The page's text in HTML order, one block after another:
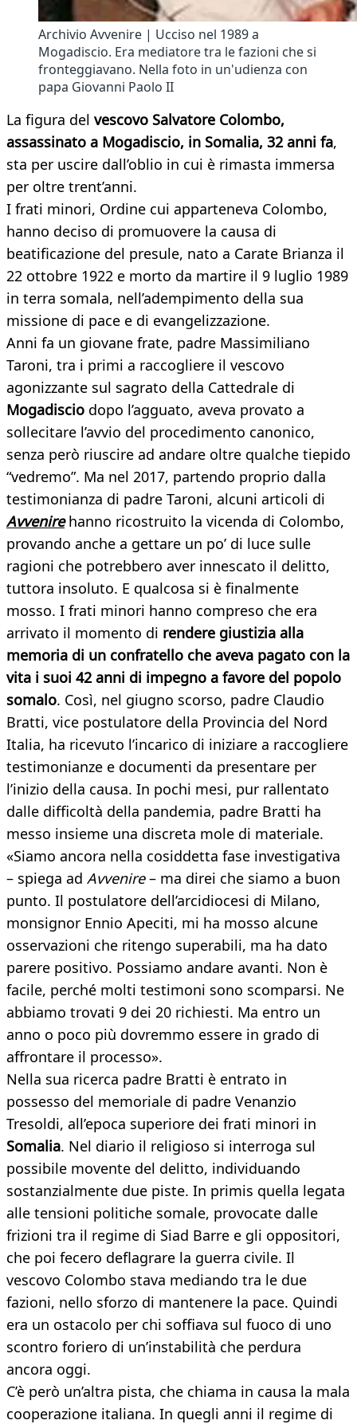
Archivio Avvenire | Ucciso nel 1989 a
Mogadiscio. Era mediatore tra le fazioni che si
fronteggiavano. Nella foto in un'udienza con
papa Giovanni Paolo II
La figura del vescovo Salvatore Colombo,
assassinato a Mogadiscio, in Somalia, 32 anni fa,
sta per uscire dall’oblio in cui è rimasta immersa
per oltre trent’anni.
I frati minori, Ordine cui apparteneva Colombo,
hanno deciso di promuovere la causa di
beatificazione del presule, nato a Carate Brianza il
22 ottobre 1922 e morto da martire il 9 luglio 1989
in terra somala, nell’adempimento della sua
missione di pace e di evangelizzazione.
Anni fa un giovane frate, padre Massimiliano
Taroni, tra i primi a raccogliere il vescovo
agonizzante sul sagrato della Cattedrale di
Mogadiscio dopo l’agguato, aveva provato a
sollecitare l’avvio del procedimento canonico,
senza però riuscire ad andare oltre qualche tiepido
“vedremo”. Ma nel 2017, partendo proprio dalla
testimonianza di padre Taroni, alcuni articoli di
Avvenirehanno ricostruito la vicenda di Colombo,
provando anche a gettare un po’ di luce sulle
ragioni che potrebbero aver innescato il delitto,
tuttora insoluto. E qualcosa si è finalmente
mosso. I frati minori hanno compreso che era
arrivato il momento di rendere giustizia alla
memoria di un confratello che aveva pagato con la
vita i suoi 42 anni di impegno a favore del popolo
somalo. Così, nel giugno scorso, padre Claudio
Bratti, vice postulatore della Provincia del Nord
Italia, ha ricevuto l’incarico di iniziare a raccogliere
testimonianze e documenti da presentare per
l’inizio della causa. In pochi mesi, pur rallentato
dalle difficoltà della pandemia, padre Bratti ha
messo insieme una discreta mole di materiale.
«Siamo ancora nella cosiddetta fase investigativa
– spiega ad Avvenire– ma direi che siamo a buon
punto. Il postulatore dell’arcidiocesi di Milano,
monsignor Ennio Apeciti, mi ha mosso alcune
osservazioni che ritengo superabili, ma ha dato
parere positivo. Possiamo andare avanti. Non è
facile, perché molti testimoni sono scomparsi. Ne
abbiamo trovati 9 dei 20 richiesti. Ma entro un
anno o poco più dovremmo essere in grado di
affrontare il processo».
Nella sua ricerca padre Bratti è entrato in
possesso del memoriale di padre Venanzio
Tresoldi, all’epoca superiore dei frati minori in
Somalia. Nel diario il religioso si interroga sul
possibile movente del delitto, individuando
sostanzialmente due piste. In primis quella legata
alle tensioni politiche somale, provocate dalle
frizioni tra il regime di Siad Barre e gli oppositori,
che poi fecero deflagrare la guerra civile. Il
vescovo Colombo stava mediando tra le due
fazioni, nello sforzo di mantenere la pace. Quindi
era un ostacolo per chi soffiava sul fuoco di uno
scontro foriero di un’instabilità che perdura
ancora oggi.
​C’è però un’altra pista, che chiama in causa la mala
cooperazione italiana. In quegli anni il regime di